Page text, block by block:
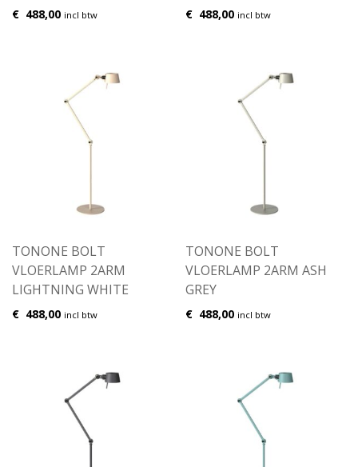
€ 488,00 incl btw € 488,00 incl btw
TONONE BOLT
VLOERLAMP 2ARM
LIGHTNING WHITE
€ 488,00 incl btw
TONONE BOLT
VLOERLAMP 2ARM ASH
GREY
€ 488,00 incl btw